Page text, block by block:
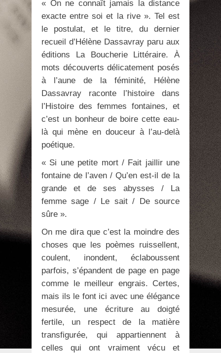
« On ne connaît jamais la distance
exacte entre soi et la rive ». Tel est
le postulat, et le titre, du dernier
recueil d’Hélène Dassavray paru aux
éditions La Boucherie Littéraire. À
mots découverts délicatement posés
à l’aune de la féminité, Hélène
Dassavray raconte l’histoire dans
l’Histoire des femmes fontaines, et
c’est un bonheur de boire cette eau-
là qui mène en douceur à l’au-delà
poétique.
« Si une petite mort / Fait jaillir une
fontaine de l’aven / Qu’en est-il de la
grande et de ses abysses / La
femme sage / Le sait / De source
sûre ».
On me dira que c’est la moindre des
choses que les poèmes ruissellent,
coulent, inondent, éclaboussent
parfois, s’épandent de page en page
comme le meilleur engrais. Certes,
mais ils le font ici avec une élégance
mesurée, une écriture au doigté
fertile, un respect de la matière
transfigurée, qui appartiennent à
celles qui ont vraiment vécu et